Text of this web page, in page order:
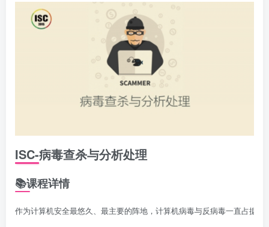
ISC-病毒查杀与分析处理
📚课程详情
作为计算机安全最悠久、最主要的阵地，计算机病毒与反病毒一直占据